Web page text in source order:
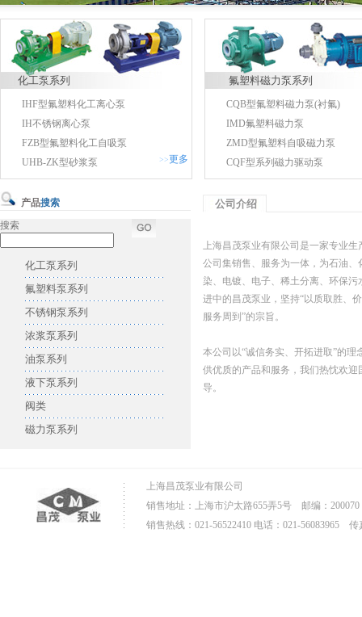
化工泵系列
IHF型氟塑料化工离心泵
IH不锈钢离心泵
FZB型氟塑料化工自吸泵
UHB-ZK型砂浆泵
>>更多
氟塑料磁力泵系列
CQB型氟塑料磁力泵(衬氟)
IMD氟塑料磁力泵
ZMD型氟塑料自吸磁力泵
CQF型系列磁力驱动泵
产品搜索
搜索
化工泵系列
氟塑料泵系列
不锈钢泵系列
浓浆泵系列
油泵系列
液下泵系列
阀类
磁力泵系列
公司介绍
上海昌茂泵业有限公司是一家专业
公司集销售、服务为一体，为石油、
染、电镀、电子、稀土分离、环保
进中的昌茂泵业，坚持“以质取胜、
服务周到”的宗旨。
本公司以“诚信务实、开拓进取”的理
供优质的产品和服务，我们热忱欢迎
导。
上海昌茂泵业有限公司
销售地址：上海市沪太路655弄5号 邮编：200070
销售热线：021-56522410 电话：021-56083965 传